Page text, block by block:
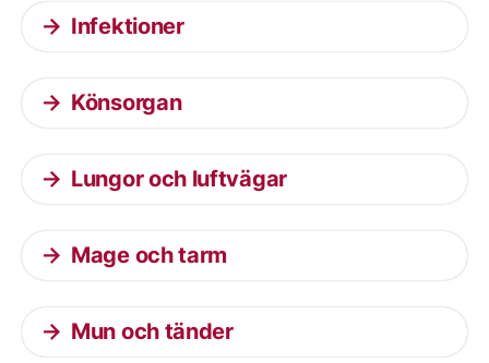
Infektioner
Könsorgan
Lungor och luftvägar
Mage och tarm
Mun och tänder